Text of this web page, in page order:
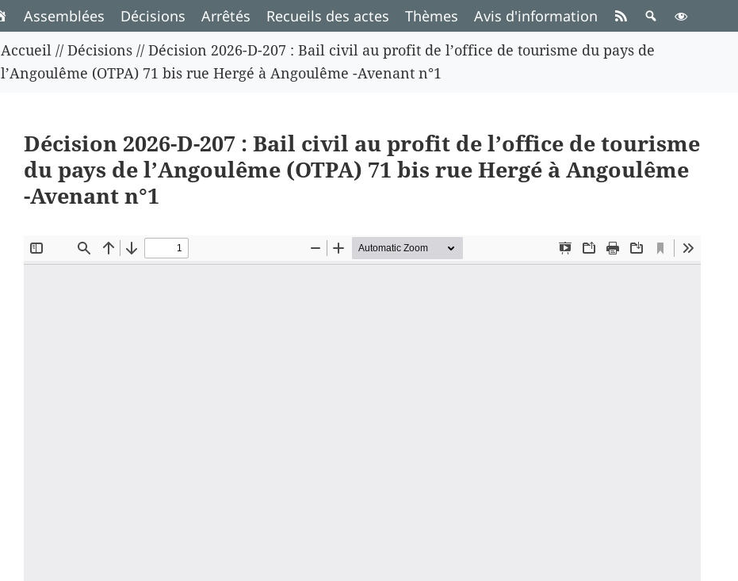
Assemblées Décisions Arrêtés Recueils des actes Thèmes
Avis d'information
Accueil //Décisions //Décision 2026-D-207 : Bail civil au profit de l’office de tourisme du pays de
l’Angoulême (OTPA) 71 bis rue Hergé à Angoulême -Avenant n°1
Décision 2026-D-207 : Bail civil au profit de l’office de tourisme
du pays de l’Angoulême (OTPA) 71 bis rue Hergé à Angoulême
-Avenant n°1